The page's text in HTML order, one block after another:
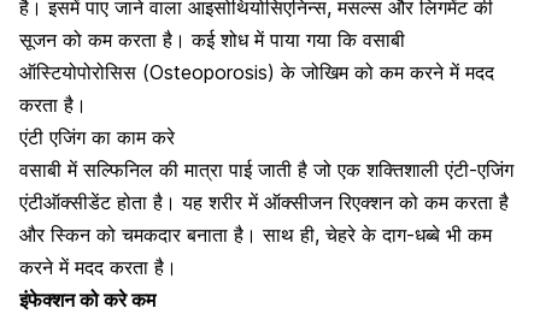
है। इसमें पाए जाने वाला आइसोथियोसिएनिन्स, मसल्‍स और लिगमेंट की
सूजन को कम करता है। कई शोध में पाया गया कि वसाबी
ऑस्टियोपोरोसिस (Osteoporosis) के जोखिम को कम करने में मदद
करता है।
एंटी एजिंग का काम करे
वसाबी में सल्फिनिल की मात्रा पाई जाती है जो एक शक्तिशाली एंटी-एजिंग
एंटीऑक्सीडेंट होता है। यह शरीर में ऑक्सीजन रिएक्‍शन को कम करता है
और स्किन को चमकदार बनाता है। साथ ही,चेहरे के दाग-धब्बे भी कम
करने में मदद करता है।
इंफेक्शन को करे कम